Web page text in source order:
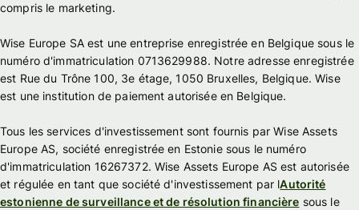
compris le marketing.
Wise Europe SA est une entreprise enregistrée en Belgique sous le
numéro d'immatriculation 0713629988. Notre adresse enregistrée
est Rue du Trône 100, 3e étage, 1050 Bruxelles, Belgique. Wise
est une institution de paiement autorisée en Belgique.
Tous les services d'investissement sont fournis par Wise Assets
Europe AS, société enregistrée en Estonie sous le numéro
d'immatriculation 16267372. Wise Assets Europe AS est autorisée
et régulée en tant que société d'investissement par lAutorité
estonienne de surveillance et de résolution financière sous le